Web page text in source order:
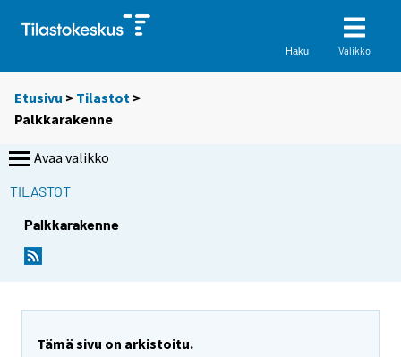
Haku Valikko
Etusivu > Tilastot >
Palkkarakenne
Avaa valikko
TILASTOT
Palkkarakenne
Tämä sivu on arkistoitu.